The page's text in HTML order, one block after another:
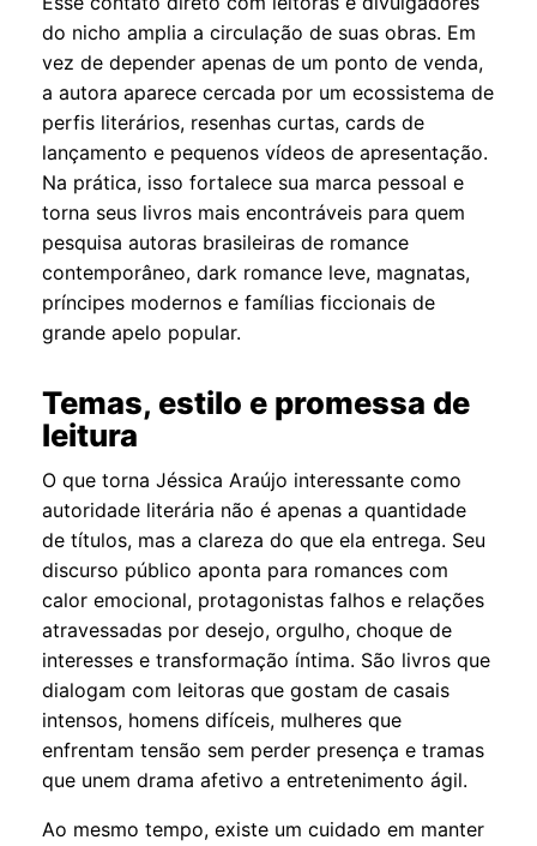
do nicho amplia a circulação de suas obras. Em
vez de depender apenas de um ponto de venda,
a autora aparece cercada por um ecossistema de
perfis literários, resenhas curtas, cards de
lançamento e pequenos vídeos de apresentação.
Na prática, isso fortalece sua marca pessoal e
torna seus livros mais encontráveis para quem
pesquisa autoras brasileiras de romance
contemporâneo, dark romance leve, magnatas,
príncipes modernos e famílias ficcionais de
grande apelo popular.
Temas, estilo e promessa de
leitura
O que torna Jéssica Araújo interessante como
autoridade literária não é apenas a quantidade
de títulos, mas a clareza do que ela entrega. Seu
discurso público aponta para romances com
calor emocional, protagonistas falhos e relações
atravessadas por desejo, orgulho, choque de
interesses e transformação íntima. São livros que
dialogam com leitoras que gostam de casais
intensos, homens difíceis, mulheres que
enfrentam tensão sem perder presença e tramas
que unem drama afetivo a entretenimento ágil.
Ao mesmo tempo, existe um cuidado em manter